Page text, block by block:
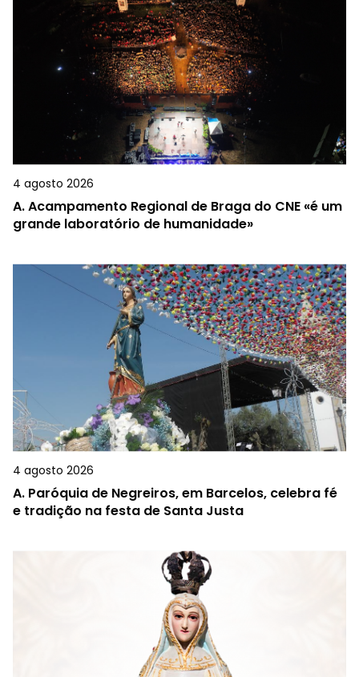
4 agosto 2026
A.Acampamento Regional de Braga do CNE «é um
grande laboratório de humanidade»
4 agosto 2026
A. Paróquia de Negreiros, em Barcelos, celebra fé
e tradição na festa de Santa Justa